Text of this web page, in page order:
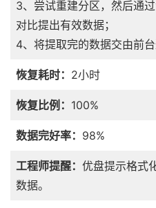
3、尝试重建分区，然后通
对比提出有效数据；
4、将提取完的数据交由前
恢复耗时： 2小时
恢复比例： 100%
数据完好率： 98%
工程师提醒： 优盘提示格式
数据。